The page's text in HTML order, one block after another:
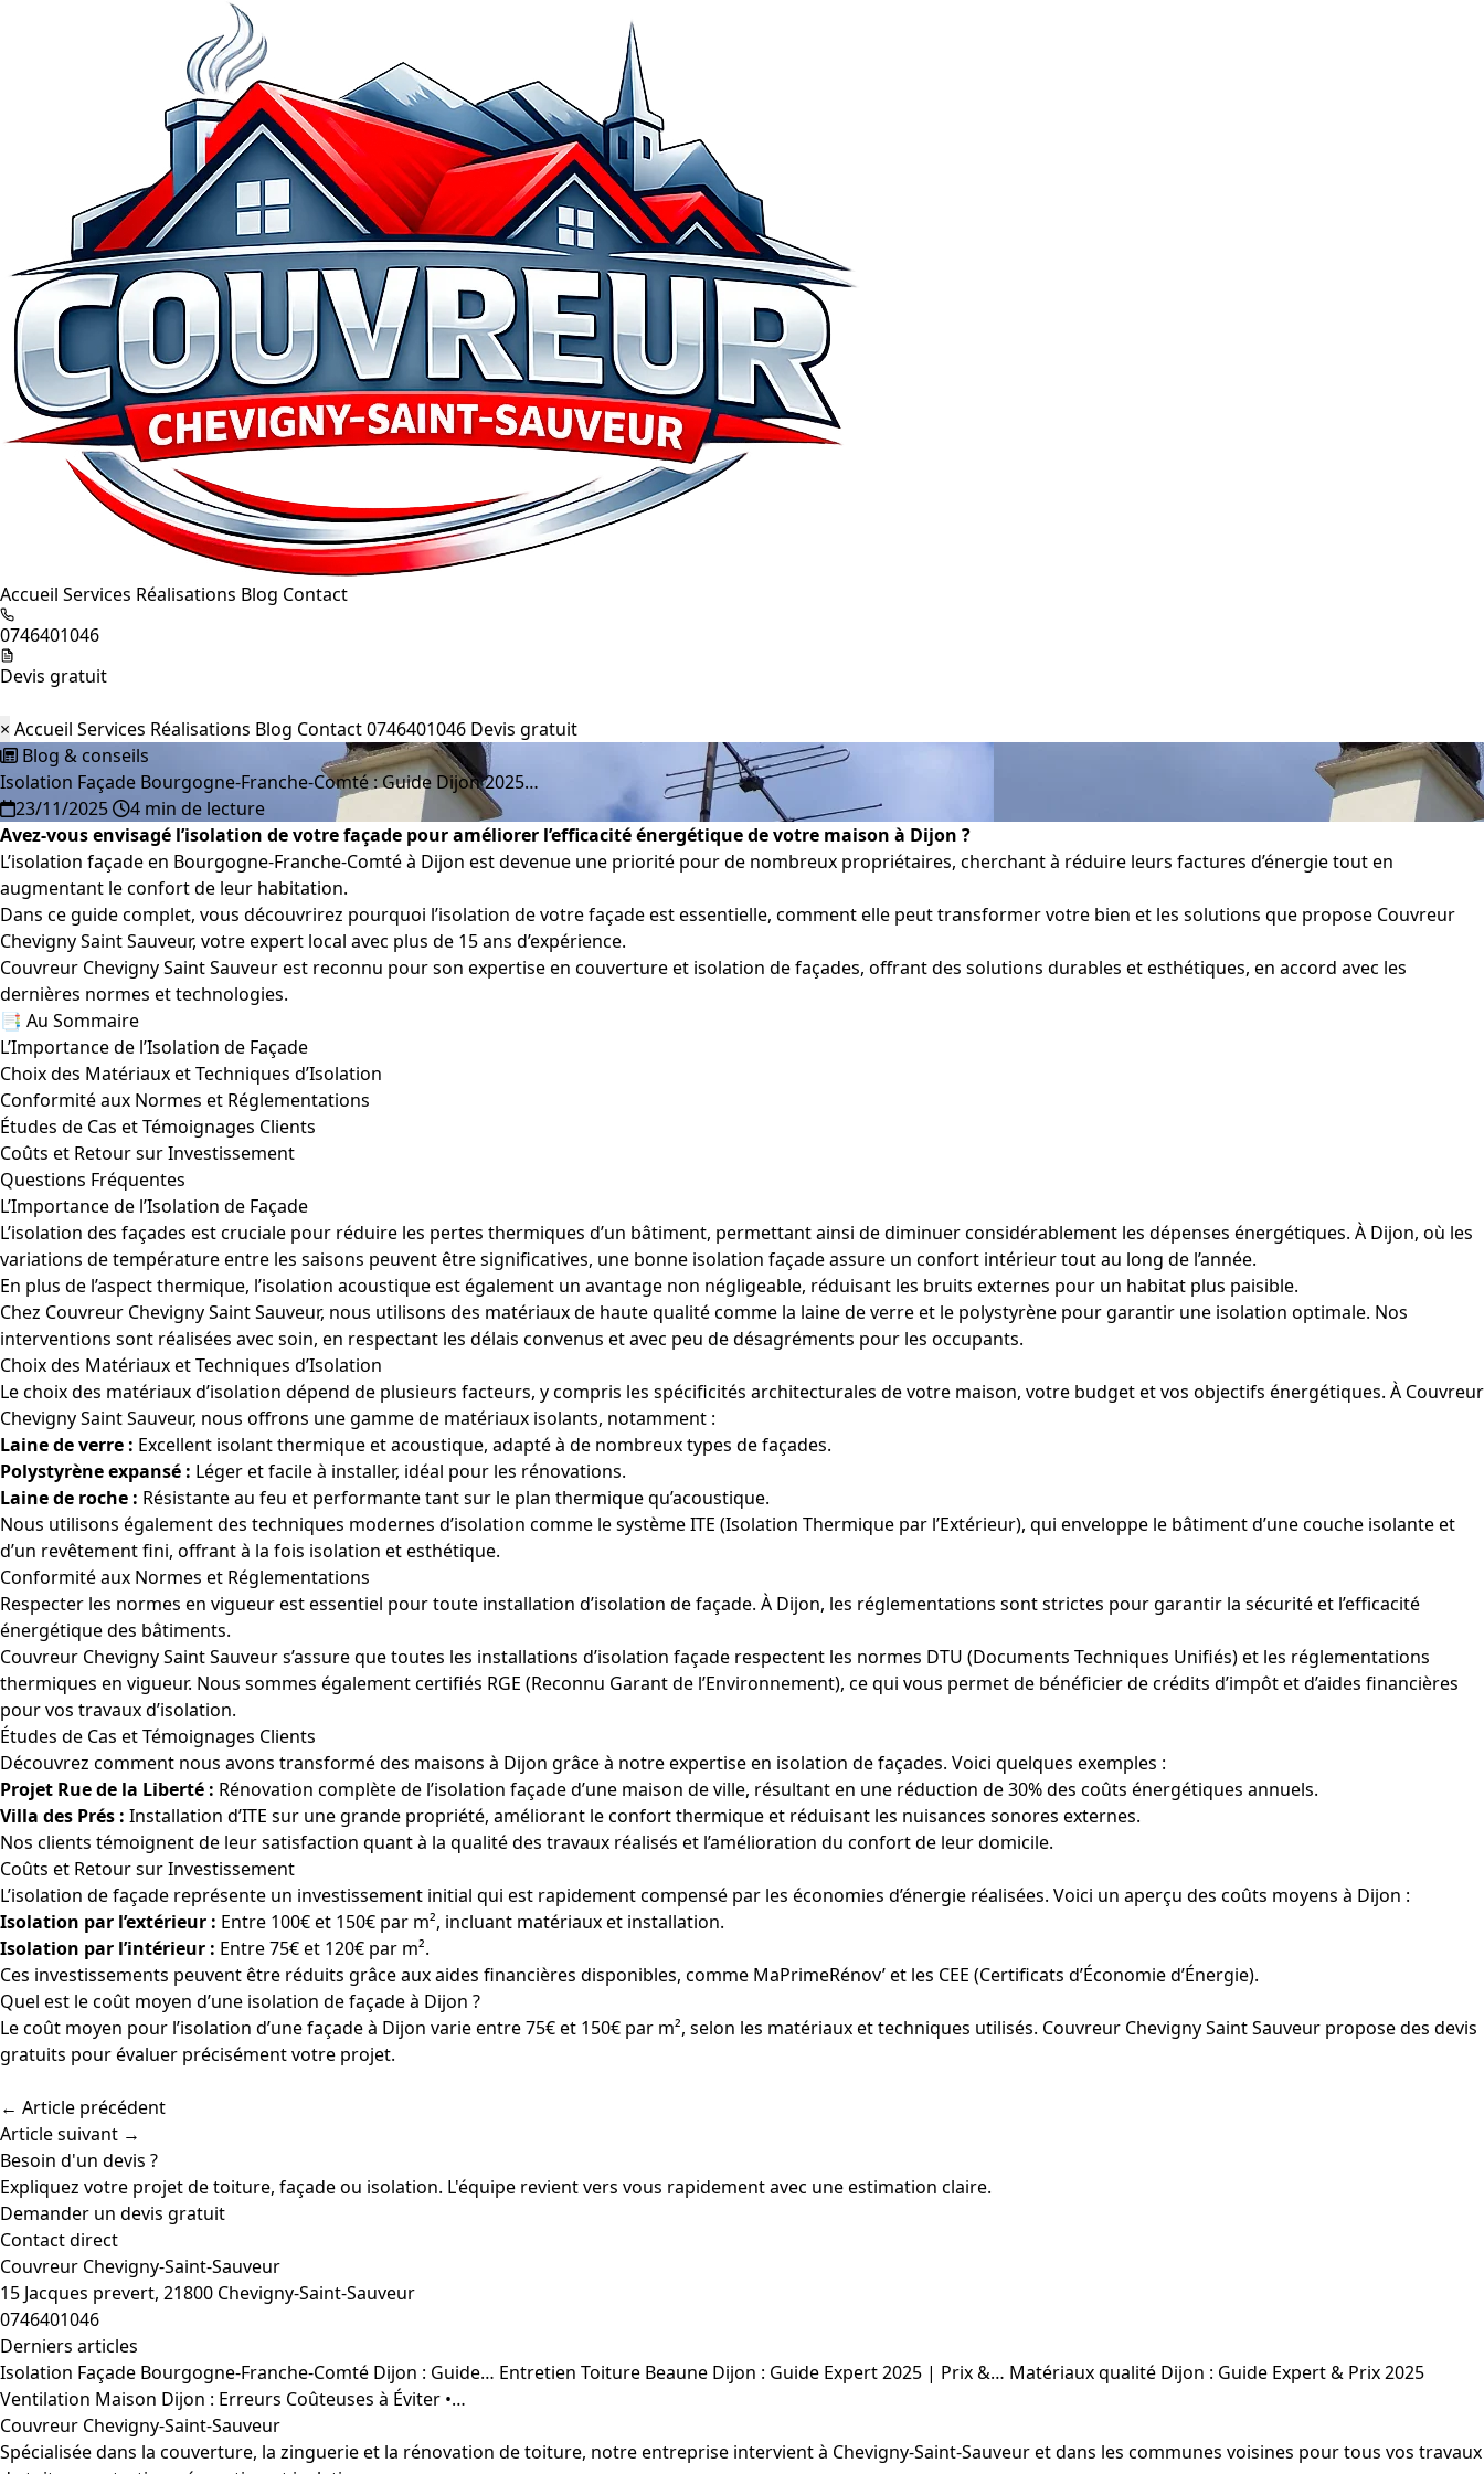
Accueil Services Réalisations Blog Contact
0746401046
Devis gratuit
× Accueil Services Réalisations Blog Contact0746401046 Devis gratuit
Blog & conseils
Isolation Façade Bourgogne-Franche-Comté : Guide Dijon 2025…
23/11/2025
4 min de lecture
Avez-vous envisagé l’isolation de votre façade pour améliorer l’efficacité énergétique de votre maison à Dijon ?
L’isolation façade en Bourgogne-Franche-Comté à Dijon est devenue une priorité pour de nombreux propriétaires, cherchant à réduire leurs factures d’énergie tout en
augmentant le confort de leur habitation.
Dans ce guide complet, vous découvrirez pourquoi l’isolation de votre façade est essentielle, comment elle peut transformer votre bien et les solutions que propose Couvreur
Chevigny Saint Sauveur, votre expert local avec plus de 15 ans d’expérience.
Couvreur Chevigny Saint Sauveur est reconnu pour son expertise en couverture et isolation de façades, offrant des solutions durables et esthétiques, en accord avec les
dernières normes et technologies.
📑 Au Sommaire
L’Importance de l’Isolation de Façade
Choix des Matériaux et Techniques d’Isolation
Conformité aux Normes et Réglementations
Études de Cas et Témoignages Clients
Coûts et Retour sur Investissement
Questions Fréquentes
L’Importance de l’Isolation de Façade
L’isolation des façades est cruciale pour réduire les pertes thermiques d’un bâtiment, permettant ainsi de diminuer considérablement les dépenses énergétiques. À Dijon, où les
variations de température entre les saisons peuvent être significatives, une bonne isolation façade assure un confort intérieur tout au long de l’année.
En plus de l’aspect thermique, l’isolation acoustique est également un avantage non négligeable, réduisant les bruits externes pour un habitat plus paisible.
Chez Couvreur Chevigny Saint Sauveur, nous utilisons des matériaux de haute qualité comme la laine de verre et le polystyrène pour garantir une isolation optimale. Nos
interventions sont réalisées avec soin, en respectant les délais convenus et avec peu de désagréments pour les occupants.
Choix des Matériaux et Techniques d’Isolation
Le choix des matériaux d’isolation dépend de plusieurs facteurs, y compris les spécificités architecturales de votre maison, votre budget et vos objectifs énergétiques. À Couvreur
Chevigny Saint Sauveur, nous offrons une gamme de matériaux isolants, notamment :
Laine de verre : Excellent isolant thermique et acoustique, adapté à de nombreux types de façades.
Polystyrène expansé : Léger et facile à installer, idéal pour les rénovations.
Laine de roche : Résistante au feu et performante tant sur le plan thermique qu’acoustique.
Nous utilisons également des techniques modernes d’isolation comme le système ITE (Isolation Thermique par l’Extérieur), qui enveloppe le bâtiment d’une couche isolante et
d’un revêtement fini, offrant à la fois isolation et esthétique.
Conformité aux Normes et Réglementations
Respecter les normes en vigueur est essentiel pour toute installation d’isolation de façade. À Dijon, les réglementations sont strictes pour garantir la sécurité et l’efficacité
énergétique des bâtiments.
Couvreur Chevigny Saint Sauveur s’assure que toutes les installations d’isolation façade respectent les normes DTU (Documents Techniques Unifiés) et les réglementations
thermiques en vigueur. Nous sommes également certifiés RGE (Reconnu Garant de l’Environnement), ce qui vous permet de bénéficier de crédits d’impôt et d’aides financières
pour vos travaux d’isolation.
Études de Cas et Témoignages Clients
Découvrez comment nous avons transformé des maisons à Dijon grâce à notre expertise en isolation de façades. Voici quelques exemples :
Projet Rue de la Liberté : Rénovation complète de l’isolation façade d’une maison de ville, résultant en une réduction de 30% des coûts énergétiques annuels.
Villa des Prés : Installation d’ITE sur une grande propriété, améliorant le confort thermique et réduisant les nuisances sonores externes.
Nos clients témoignent de leur satisfaction quant à la qualité des travaux réalisés et l’amélioration du confort de leur domicile.
Coûts et Retour sur Investissement
L’isolation de façade représente un investissement initial qui est rapidement compensé par les économies d’énergie réalisées. Voici un aperçu des coûts moyens à Dijon :
Isolation par l’extérieur : Entre 100€ et 150€ par m², incluant matériaux et installation.
Isolation par l’intérieur : Entre 75€ et 120€ par m².
Ces investissements peuvent être réduits grâce aux aides financières disponibles, comme MaPrimeRénov’ et les CEE (Certificats d’Économie d’Énergie).
Quel est le coût moyen d’une isolation de façade à Dijon ?
Le coût moyen pour l’isolation d’une façade à Dijon varie entre 75€ et 150€ par m², selon les matériaux et techniques utilisés. Couvreur Chevigny Saint Sauveur propose des devis
gratuits pour évaluer précisément votre projet.
← Article précédent
Article suivant →
Besoin d'un devis ?
Expliquez votre projet de toiture, façade ou isolation. L'équipe revient vers vous rapidement avec une estimation claire.
Demander un devis gratuit
Contact direct
Couvreur Chevigny-Saint-Sauveur
15 Jacques prevert, 21800 Chevigny-Saint-Sauveur
0746401046
Derniers articles
Isolation Façade Bourgogne-Franche-Comté Dijon : Guide… Entretien Toiture Beaune Dijon : Guide Expert 2025 | Prix &… Matériaux qualité Dijon : Guide Expert & Prix 2025
Ventilation Maison Dijon : Erreurs Coûteuses à Éviter •…
Couvreur Chevigny-Saint-Sauveur
Spécialisée dans la couverture, la zinguerie et la rénovation de toiture, notre entreprise intervient à Chevigny-Saint-Sauveur et dans les communes voisines pour tous vos travaux